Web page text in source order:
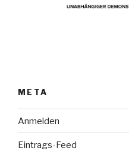
META
Anmelden
Eintrags-Feed